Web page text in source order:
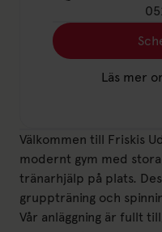
Läs mer
Välkommen till Friskis
modernt gym med
tränarhjälp på plats.
gruppträning och
Vår anläggning är fullt